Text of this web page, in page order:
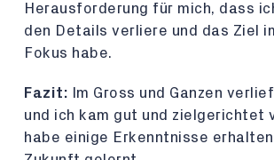
Herausforderung für mich, dass
den Details verliere und das Ziel
Fokus habe.
Fazit: Im Gross und Ganzen
und ich kam gut und zielgerichtet
habe einige Erkenntnisse